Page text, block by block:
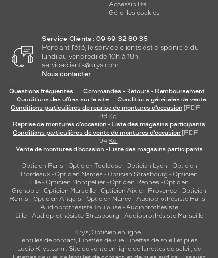
Accessibilité
Gérer les cookies
Service Clients : 09 69 32 80 35
Pendant l'été, le service clients est disponible du
lundi au vendredi de 10h à 18h.
serviceclients@krys.com
Nous contacter
Questions fréquentes
Commandes - Retours - Remboursement
Conditions des offres sur le site
Conditions générales de vente
Conditions particulières de reprise de montures d’occasion [PDF —
86 Ko]
Reprise de montures d’occasion - Liste des magasins participants
Conditions particulières de vente de montures d’occasion [PDF —
94 Ko]
Vente de montures d’occasion - Liste des magasins participants
Opticien Paris - Opticien Toulouse- Opticien Lyon - Opticien
Bordeaux- Opticien Nantes - Opticien Strasbourg - Opticien
Lille - Opticien Montpellier - Opticien Rennes - Opticien
Grenoble - Opticien Marseille - Opticien Aix-en-Provence - Opticien
Reims - Opticien Angers - Opticien Nancy - Audioprothésiste Paris -
Audioprothésiste Toulouse- Audioprothésiste
Lille- Audioprothésiste Strasbourg - Audioprothésiste Marseille
Krys, Opticien en ligne :
lentilles de contact lunettes de vue, lunettes de soleil et piles
audio Krys.com : Site de vente en ligne de lunettes de soleil, de